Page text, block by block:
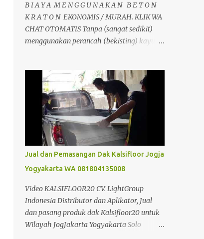
B I A Y A M E N G G U N A K A N B E T O N
K R A T O N EKONOMIS / MURAH. KLIK WA
CHAT OTOMATIS Tanpa (sangat sedikit)
menggunakan perancah (bekisting) kayu,
pemakaian beton sangat sedikit sehingga
menghemat material. Dapat berfungsi
sebagai perancah tetap, dipasang tanpa
perlu pembongkaran. Jadi jelas dari segi
perancah sangat ada penghematan.
dibandingkan dengan pembuatan plat
lantai beton konvensional biasa. Selain itu
juga tidak memerlukan alat bantu seperti
krane, sehingga dapat mengurangi biaya
konstruksi. Analisa Perbandingan Cor Beton
Konfensional Dan Dak Beton Kraton Analisa
Harga Biaya Pekerjaan Beton Kraton/m2 &
Cara Menghitung Kebutuhan Dak
Jual dan Pemasangan Dak Kalsifloor Jogja
Yogyakarta WA 081804135008
Video KALSIFLOOR20 CV. LightGroup
Indonesia Distributor dan Aplikator, Jual
dan pasang produk dak Kalsifloor20 untuk
Wilayah JogJakarta Yogyakarta Solo